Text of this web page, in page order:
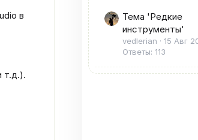
в
т.д.).
Тема 'Редкие
инструменты'
vedlerian
15 Авг
Ответы: 113